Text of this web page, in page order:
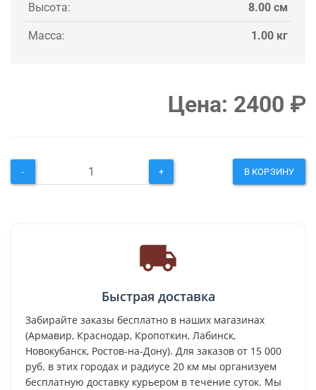
Высота: 8.00 см
Масса: 1.00 кг
Цена: 2400 ₽
- + В КОРЗИНУ
Быстрая доставка
Забирайте заказы бесплатно в наших магазинах
(Армавир, Краснодар, Кропоткин, Лабинск,
Новокубанск, Ростов-на-Дону). Для заказов от 15 000
руб. в этих городах и радиусе 20 км мы организуем
бесплатную доставку курьером в течение суток. Мы